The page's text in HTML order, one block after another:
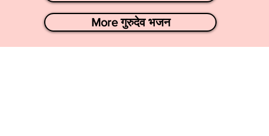
More गुरुदेव भजन